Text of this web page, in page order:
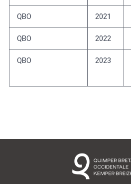
QBO 2021
QBO 2022
QBO 2023